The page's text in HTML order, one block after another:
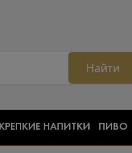
Найти
КРЕПКИЕ НАПИТКИ ПИВО